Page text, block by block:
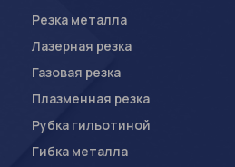
Резка металла
Лазерная резка
Газовая резка
Плазменная резка
Рубка гильотиной
Гибка металла